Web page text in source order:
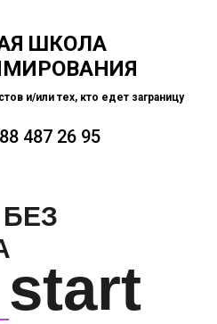
ШКОЛА
и/или тех, кто едет заграницу
487 26 95
start